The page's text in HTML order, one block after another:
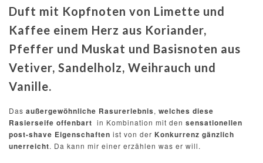
Duft mit Kopfnoten von Limette und
Kaffee einem Herz aus Koriander,
Pfeffer und Muskat und Basisnoten aus
Vetiver, Sandelholz, Weihrauch und
Vanille.
Das außergewöhnliche Rasurerlebnis, welches diese
Rasierseife offenbart in Kombination mit den sensationellen
post-shave Eigenschaften ist von der Konkurrenz gänzlich
unerreicht. Da kann mir einer erzählen was er will.